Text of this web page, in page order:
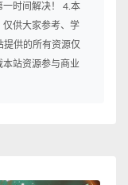
时间解决！ 4.本
仅供大家参考、学
提供的所有资源仅
站资源参与商业